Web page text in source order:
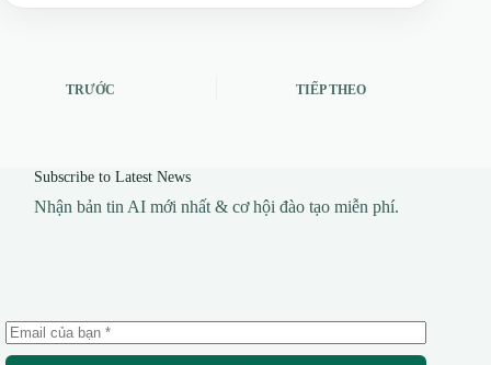
TRƯỚC TIẾP THEO
Subscribe to Latest News
Nhận bản tin AI mới nhất & cơ hội đào tạo miễn phí.